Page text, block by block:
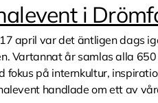
i
april var det äntligen dags
Vartannat år samlas alla
fokus på internkultur,
handlade om ett av